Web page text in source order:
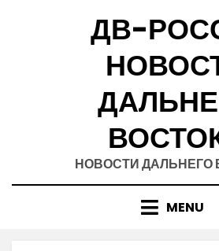
ДВ-
НОВОСТИ ДАЛЬНЕГО
MENU